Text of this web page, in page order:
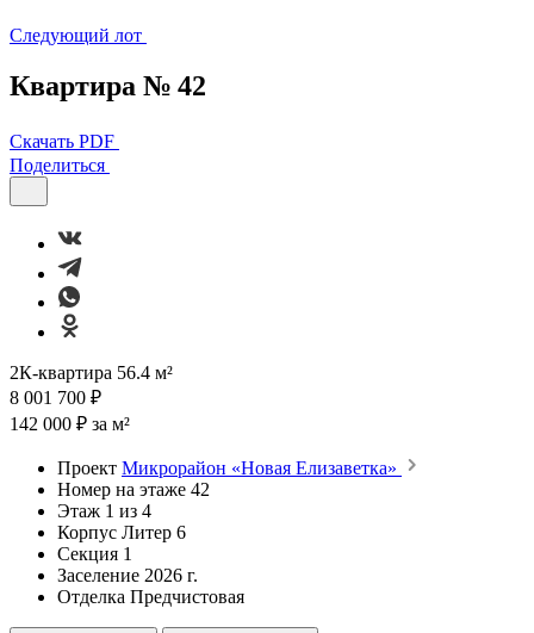
Следующий лот
Квартира № 42
Скачать PDF
Поделиться
2К-квартира 56.4 м²
8 001 700 ₽
142 000 ₽ за м²
Проект Микрорайон «Новая Елизаветка»
Номер на этаже 42
Этаж 1 из 4
Корпус Литер 6
Секция 1
Заселение 2026 г.
Отделка Предчистовая